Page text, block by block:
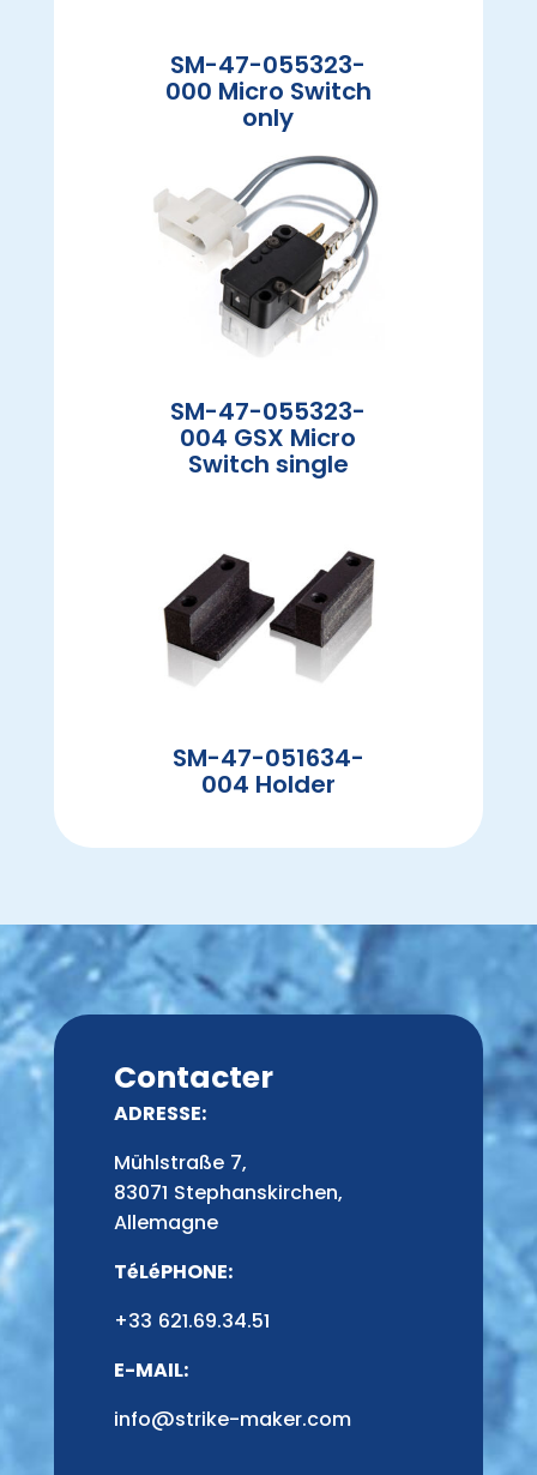
SM-47-055323-
000 Micro Switch
only
SM-47-055323-
004 GSX Micro
Switch single
SM-47-051634-
004 Holder
Contacter
ADRESSE:
Mühlstraße 7,
83071 Stephanskirchen,
Allemagne
TéLéPHONE:
+33 621.69.34.51
E-MAIL:
info@strike-maker.com